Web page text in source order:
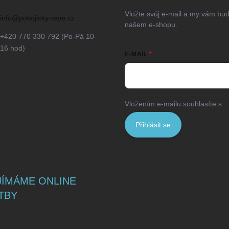
info@pokojicky-tepe.cz
+420 770 330 792 (Po-Pá 10-
16 hod)
Vložte svůj e-mail a my vám
našem e-shopu.
E-MAIL
Vložením e-mailu souhlasíte s
Přihlásit se
ONLINE